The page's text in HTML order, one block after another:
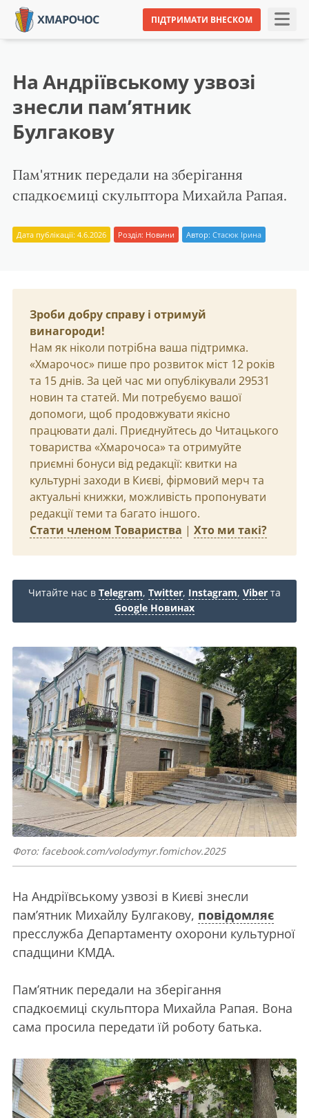
ПІДТРИМАТИ ВНЕСКОМ
На Андріївському узвозі
знесли пам’ятник
Булгакову
Пам'ятник передали на зберігання
спадкоємиці скульптора Михайла Рапая.
Дата публікації: 4.6.2026 Розділ: Новини Автор: Стасюк Ірина
Зроби добру справу і отримуй
винагороди!
Нам як ніколи потрібна ваша підтримка.
«Хмарочос» пише про розвиток міст 12 років
та 15 днів. За цей час ми опублікували 29531
новин та статей. Ми потребуємо вашої
допомоги, щоб продовжувати якісно
працювати далі. Приєднуйтесь до Читацького
товариства «Хмарочоса» та отримуйте
приємні бонуси від редакції: квитки на
культурні заходи в Києві, фірмовий мерч та
актуальні книжки, можливість пропонувати
редакції теми та багато іншого.
Стати членом Товариства | Хто ми такі?
Читайте нас в Telegram, Twitter, Instagram, Viber та
Google Новинах
Фото: facebook.com/volodymyr.fomichov.2025
На Андріївському узвозі в Києві знесли
пам’ятник Михайлу Булгакову, повідомляє
пресслужба Департаменту охорони культурної
спадщини КМДА.
Пам’ятник передали на зберігання
спадкоємиці скульптора Михайла Рапая. Вона
сама просила передати їй роботу батька.